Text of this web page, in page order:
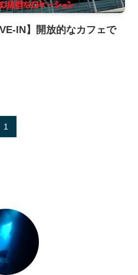
IN】開放的なカフェで
1